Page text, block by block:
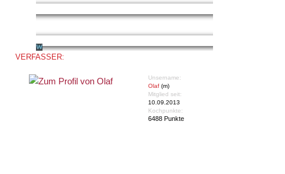
VERFASSER:
Unsername:
Olaf (m)
Mitglied seit:
10.09.2013
Kochpunkte:
6488 Punkte